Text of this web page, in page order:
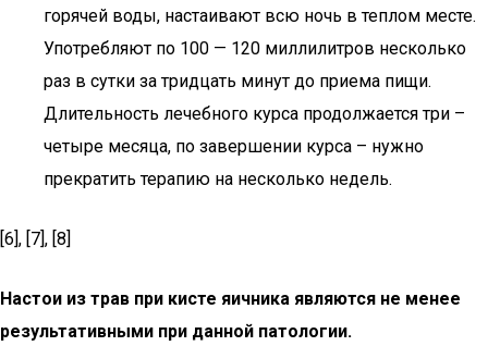
горячей воды, настаивают всю ночь в теплом месте.
Употребляют по 100 — 120 миллилитров несколько
раз в сутки за тридцать минут до приема пищи.
Длительность лечебного курса продолжается три –
четыре месяца, по завершении курса – нужно
прекратить терапию на несколько недель.
[6], [7], [8]
Настои из трав при кисте яичника являются не менее
результативными при данной патологии.